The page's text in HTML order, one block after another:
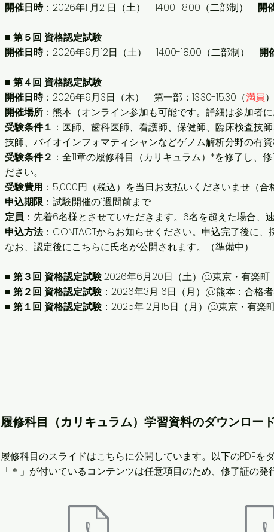
開催日時：2026年11月21日（土） 14:00-18:00（二部制） 開
■ 第５回 資格認定試験
開催日時：2026年9月12日（土） 14:00-18:00（二部制） 開
■ 第４回 資格認定試験
開催日時：2026年9月3日（木） 第一部：13:30-15:30（満員
開催場所 ：熊本（オンライン参加も可能です。詳細は参加者
受験条件１ ：医師、歯科医師、看護師、保健師、臨床検査技
技師、バイオインフォマティシャンなどゲノム解析分野の有
受験条件２ ： 全11章の履修科目（カリキュラム）*を修了し、
ださい。
受験費用 ：5,000円（税込）を当日お支払いくださいませ（
申込期限：試験開催の1週間前まで
定員 ：先着6名様とさせていただきます。6名を超えた場合、
申込方法： CONTACTからお知らせください。申込完了後に、
​なお、 認定後にこちらに氏名が公開されます。（準備中）
■ 第３回 資格認定試験2026年6月20日（土） @東京・有楽町
■ 第２回 資格認定試験： 2026年3月16日（月）@熊本：合格
■ 第１回 資格認定試験：2025年12月15日（月）@東京・有楽
履修科目（カリキュラム）学習資料のダウンロー
履修科目のスライドはこちらに公開しています。以下のPDFを
「＊」が付いているコンテンツは任意項目のため、修了証の発